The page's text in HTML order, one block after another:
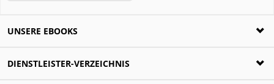
UNSERE EBOOKS
Ratgeber zur Scheidung
DIENSTLEISTER-VERZEICHNIS